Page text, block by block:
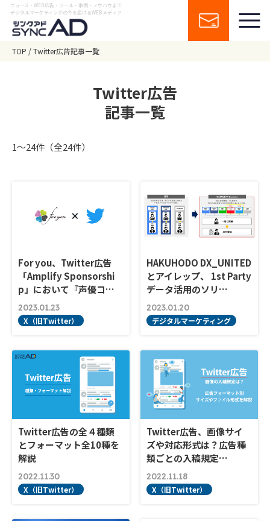
ニュース・WEB広告・ツール・事例・ノウハウまで
デジタルマーケティングの今を届けるWEBメディア
TOP Twitter広告記事一覧
Twitter広告
記事一覧
1〜24件（全24件）
For you、Twitter広告
「Amplify Sponsorshi
p」において『声優コ…
2023.01.23
X（旧Twitter）
HAKUHODO DX_UNITED
とアイレップ、 1st Party
データ活用のソリ…
2023.01.20
デジタルマーケティング
Twitter広告の全４種類
とフォーマット全10種を
解説
2022.11.30
X（旧Twitter）
Twitter広告、画像サイ
ズや対応形式は？広告種
類ごとの入稿規定…
2022.11.18
X（旧Twitter）